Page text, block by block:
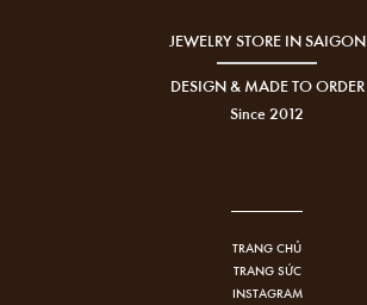
JEWELRY STORE IN SAIGON
DESIGN & MADE TO ORDER
Since 2012
TRANG CHỦ
TRANG SỨC
INSTAGRAM